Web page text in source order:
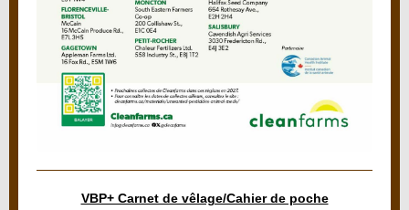
VBP+ Carnet de vêlage/Cahier de poche